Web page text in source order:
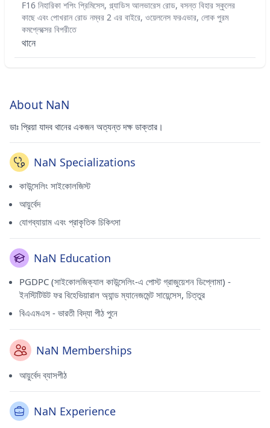
F16 নিহারিকা শপিং প্রিমিসেস, গ্ল্যাডিস আলভারেস রোড, বসন্ত বিহার স্কুলের
কাছে এবং পোখরান রোড নম্বর 2 এর বাইরে, ওয়েলনেস ফরএভার, লোক পুরম
কমপ্লেক্সের বিপরীতে
থানে
About NaN
ডাঃ প্রিয়া যাদব থানের একজন অত্যন্ত দক্ষ ডাক্তার।
NaN Specializations
কাউন্সেলিং সাইকোলজিস্ট
আয়ুর্বেদ
যোগব্যায়াম এবং প্রাকৃতিক চিকিৎসা
NaN Education
PGDPC (সাইকোলজিক্যাল কাউন্সেলিং-এ পোস্ট গ্রাজুয়েশন ডিপ্লোমা) -
ইনস্টিটিউট ফর বিহেভিয়ারাল অ্যান্ড ম্যানেজমেন্ট সায়েন্সেস, চিত্তুর
বিএএমএস - ভারতী বিদ্যা পীঠ পুনে
NaN Memberships
আয়ুর্বেদ ব্যাসপীঠ
NaN Experience